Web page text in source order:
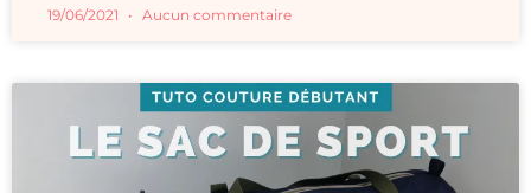
19/06/2021 Aucun commentaire